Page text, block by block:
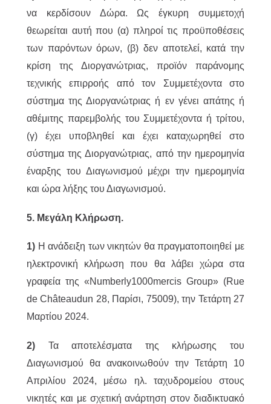
να κερδίσουν Δώρα. Ως έγκυρη συμμετοχή
θεωρείται αυτή που (α) πληροί τις προϋποθέσεις
των παρόντων όρων, (β) δεν αποτελεί, κατά την
κρίση της Διοργανώτριας, προϊόν παράνομης
τεχνικής επιρροής από τον Συμμετέχοντα στο
σύστημα της Διοργανώτριας ή εν γένει απάτης ή
αθέμιτης παρεμβολής του Συμμετέχοντα ή τρίτου,
(γ) έχει υποβληθεί και έχει καταχωρηθεί στο
σύστημα της Διοργανώτριας, από την ημερομηνία
έναρξης του Διαγωνισμού μέχρι την ημερομηνία
και ώρα λήξης του Διαγωνισμού.
5. Μεγάλη Κλήρωση.
1) Η ανάδειξη των νικητών θα πραγματοποιηθεί με
ηλεκτρονική κλήρωση που θα λάβει χώρα στα
γραφεία της «Numberly1000mercis Group» (Rue
de Châteaudun 28, Παρίσι, 75009), την Τετάρτη 27
Μαρτίου 2024.
2) Τα αποτελέσματα της κλήρωσης του
Διαγωνισμού θα ανακοινωθούν την Τετάρτη 10
Απριλίου 2024, μέσω ηλ. ταχυδρομείου στους
νικητές και με σχετική ανάρτηση στον διαδικτυακό